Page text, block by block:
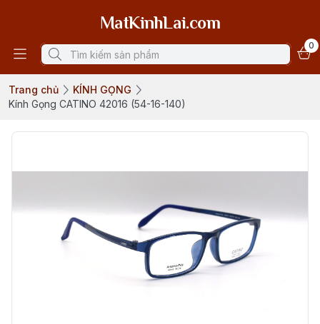
MatKinhLai.com
0
Trang chủ
KÍNH GỌNG
Kính Gọng CATINO 42016 (54-16-140)